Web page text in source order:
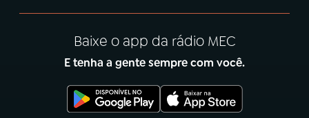
Baixe o app da rádio MEC
E tenha a gente sempre com você.